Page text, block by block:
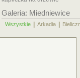
Galeria: Miedniewice
Wszystkie Arkadia